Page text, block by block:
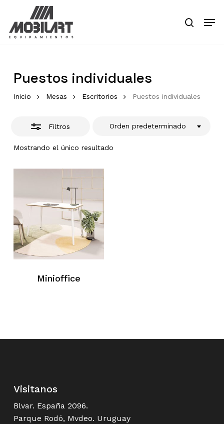
main
search
Puestos individuales
Inicio Mesas Escritorios Puestos individuales
Filtros
Mostrando el único resultado
Orden predeterminado
Close
Minioffice
Visitanos
Blvar. España 2096.
Parque Rodó, Mvdeo. Uruguay